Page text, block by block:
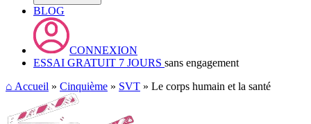
BLOG
CONNEXION
ESSAI GRATUIT 7 JOURS sans engagement
⌂ Accueil » Cinquième » SVT » Le corps humain et la santé